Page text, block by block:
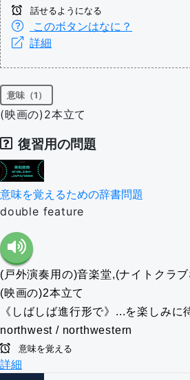
話せるようになる
このボタンはなに？
詳細
意味（1）
(映画の)2本立て
復習用の問題
意味を覚えるための辞書問題
double feature
(戸外演奏用の)音楽堂,(ナイトクラ
(映画の)2本立て
《しばしば進行形で》...を楽しみに
northwest / northwestern
意味を覚える
詳細